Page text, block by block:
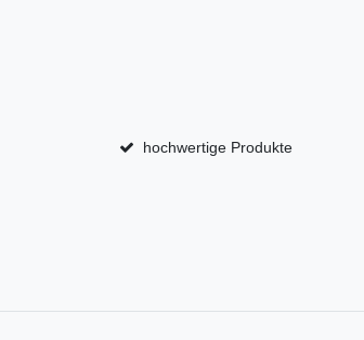
hochwertige Produkte